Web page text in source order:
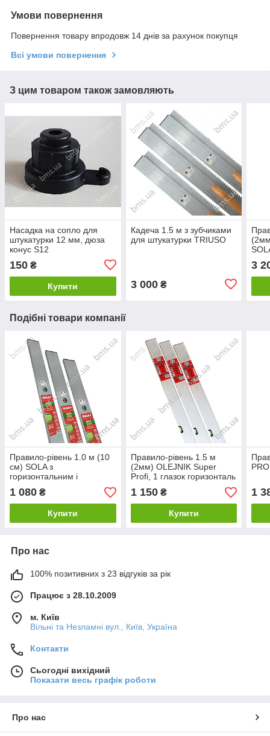
Умови повернення
Повернення товару впродовж 14 днів за рахунок покупця
Всі умови повернення
З цим товаром також замовляють
Насадка на сопло для
штукатурки 12 мм, дюза
конус S12
150 ₴
Купити
Кадеча 1.5 м з зубчиками
для штукатурки TRIUSO
3 000₴
3
Подібні товари компанії
Правило-рівень 1.0 м (10
см) SOLA з
горизонтальним і
вертикальним вічком, для
штукатурних робті
1 080 ₴
Купити
Правило-рівень 1.5 м
(2мм) OLEJNIK Super
Profi, 1 глазок горизонталь
1 150₴
Купити
PRO
1
Про нас
100% позитивних з 23 відгуків за рік
Працює з 28.10.2009
м. Київ
Вільні та Незламні вул., Київ, Україна
Контакти
Сьогодні вихідний
Показати весь графік роботи
Про нас